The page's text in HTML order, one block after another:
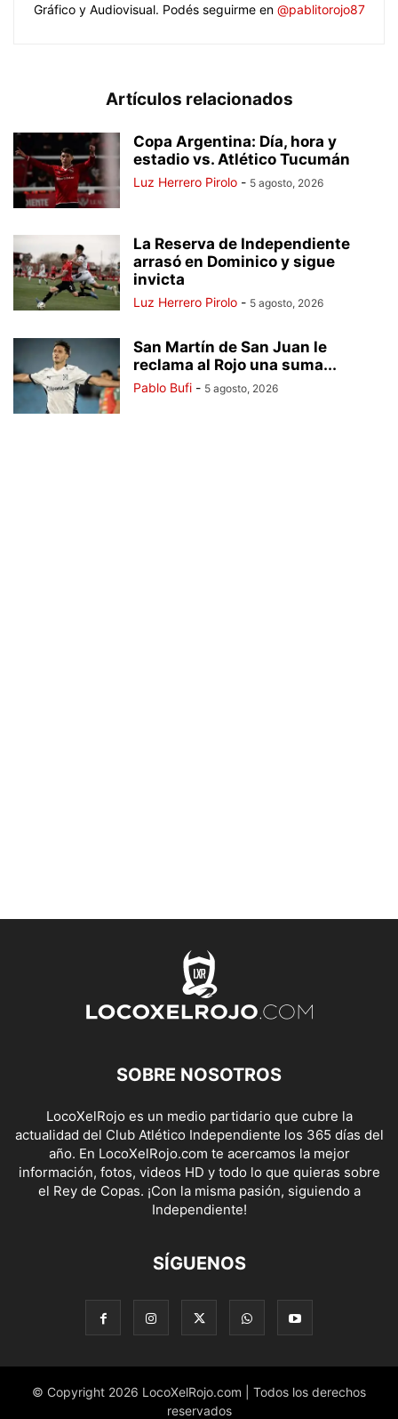
Gráfico y Audiovisual. Podés seguirme en @pablitorojo87
Artículos relacionados
Copa Argentina: Día, hora y
estadio vs. Atlético Tucumán
Luz Herrero Pirolo - 5 agosto, 2026
La Reserva de Independiente
arrasó en Dominico y sigue
invicta
Luz Herrero Pirolo - 5 agosto, 2026
San Martín de San Juan le
reclama al Rojo una suma...
Pablo Bufi - 5 agosto, 2026
SOBRE NOSOTROS
LocoXelRojo es un medio partidario que cubre la
actualidad del Club Atlético Independiente los 365 días del
año. En LocoXelRojo.com te acercamos la mejor
información, fotos, videos HD y todo lo que quieras sobre
el Rey de Copas. ¡Con la misma pasión, siguiendo a
Independiente!
SÍGUENOS
© Copyright 2026 LocoXelRojo.com | Todos los derechos
reservados